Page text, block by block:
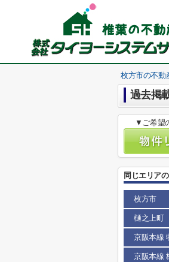
枚方市の不動
過去掲
▼ご希望
同じエリア
枚方市
樋之上町
京阪本線
京阪本線